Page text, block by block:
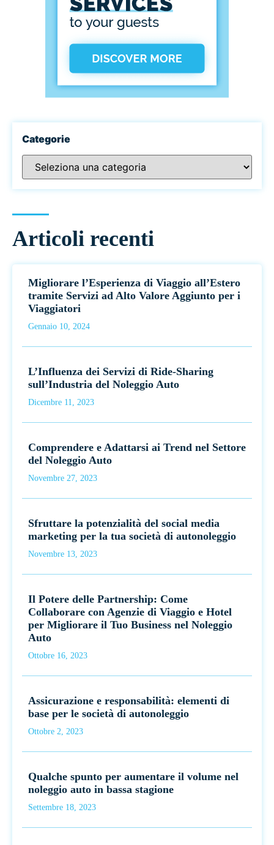
Categorie
Articoli recenti
Migliorare l’Esperienza di Viaggio all’Estero
tramite Servizi ad Alto Valore Aggiunto per i
Viaggiatori
Gennaio 10, 2024
L’Influenza dei Servizi di Ride-Sharing
sull’Industria del Noleggio Auto
Dicembre 11, 2023
Comprendere e Adattarsi ai Trend nel Settore
del Noleggio Auto
Novembre 27, 2023
Sfruttare la potenzialità del social media
marketing per la tua società di autonoleggio
Novembre 13, 2023
Il Potere delle Partnership: Come
Collaborare con Agenzie di Viaggio e Hotel
per Migliorare il Tuo Business nel Noleggio
Auto
Ottobre 16, 2023
Assicurazione e responsabilità: elementi di
base per le società di autonoleggio
Ottobre 2, 2023
Qualche spunto per aumentare il volume nel
noleggio auto in bassa stagione
Settembre 18, 2023